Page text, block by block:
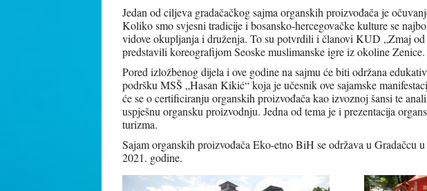
Jedan od ciljeva gradačačkog sajma organskih proizvođača je
Koliko smo svjesni tradicije i bosansko-hercegovačke kulture se
vidove okupljanja i druženja. To su potvrdili i članovi KUD „Zmaj od
predstavili koreografijom Seoske muslimanske igre iz okoline Zenice.
Pored izložbenog dijela i ove godine na sajmu će biti održana
podršku MSŠ „Hasan Kikić“ koja je učesnik ove sajamske
će se o certificiranju organskih proizvođača kao izvoznoj šansi te
uspješnu organsku proizvodnju. Jedna od tema je i prezentacija
turizma.
Sajam organskih proizvođača Eko-etno BiH se održava u Gradačcu
2021. godine.